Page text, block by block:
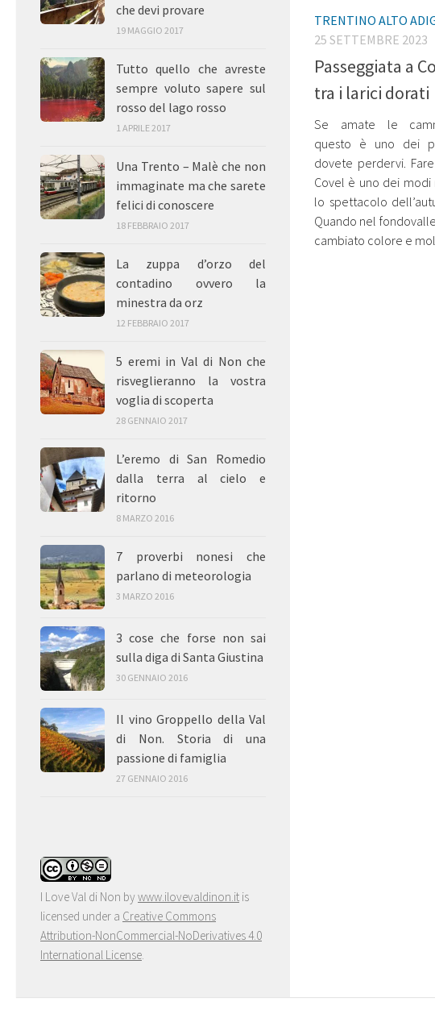
TRENTINO ALTO
25 SETTEMBRE 2023
Passeggiata a
tra i larici dorati
Se amate le
questo è uno dei
dovete perdervi.
Covel è uno dei
lo spettacolo
Quando nel
cambiato colore e
che devi provare
19 MAGGIO 2017
Tutto quello che avreste
sempre voluto sapere sul
rosso del lago rosso
1 APRILE 2017
Una Trento – Malè che non
immaginate ma che sarete
felici di conoscere
18 FEBBRAIO 2017
La zuppa d’orzo del
contadino ovvero la
minestra da orz
12 FEBBRAIO 2017
5 eremi in Val di Non che
risveglieranno la vostra
voglia di scoperta
28 GENNAIO 2017
L’eremo di San Romedio
dalla terra al cielo e
ritorno
8 MARZO 2016
7 proverbi nonesi che
parlano di meteorologia
3 MARZO 2016
3 cose che forse non sai
sulla diga di Santa Giustina
30 GENNAIO 2016
Il vino Groppello della Val
di Non. Storia di una
passione di famiglia
27 GENNAIO 2016
I Love Val di Non bywww.ilovevaldinon.it is
licensed under a Creative Commons
Attribution-NonCommercial-NoDerivatives 4.0
International License.